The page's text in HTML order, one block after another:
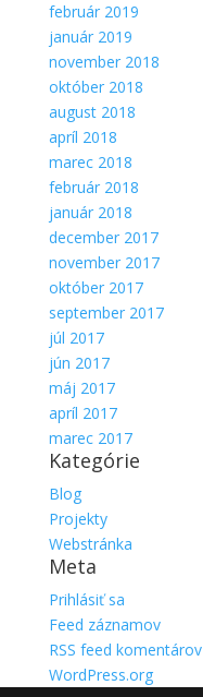
február 2019
január 2019
november 2018
október 2018
august 2018
apríl 2018
marec 2018
február 2018
január 2018
december 2017
november 2017
október 2017
september 2017
júl 2017
jún 2017
máj 2017
apríl 2017
marec 2017
Kategórie
Blog
Projekty
Webstránka
Meta
Prihlásiť sa
Feed záznamov
RSS feed komentárov
WordPress.org